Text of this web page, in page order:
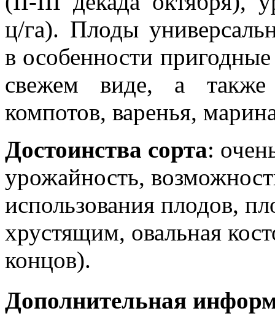
ц/га). Плоды
в особенности
свежем виде, а также
компотов, варенья,
Достоинства сорта:
урожайность,
использования плодов,
хрустящим, овальная
концов).
Дополнительная